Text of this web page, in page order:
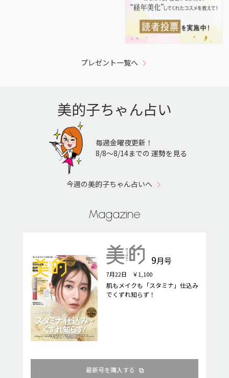
プレゼント一覧へ
美的子ちゃん占い
毎週金曜夜更新！
8/8〜8/14までの 運勢を見る
今週の美的子ちゃん占いへ
Magazine
9月号
7月22日 ￥1,100
肌もメイクも「スタミナ」仕込み
でくずれ知らず！
最新号を購入する